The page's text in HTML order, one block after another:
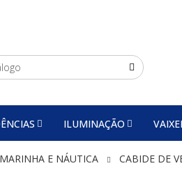
ILUMINAÇÃO
E NÁUTICA CABIDE DE